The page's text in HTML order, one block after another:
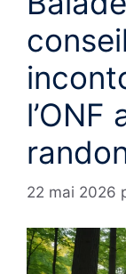
22 mai 2026